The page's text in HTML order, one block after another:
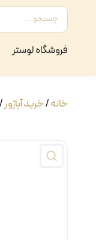
فروشگاه لوستر
خانه/خرید آباژور/